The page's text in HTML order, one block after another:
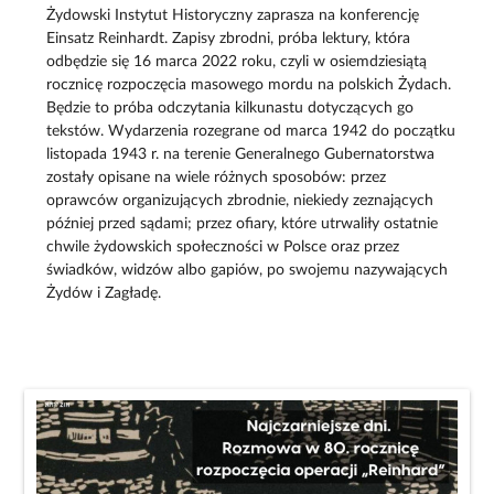
Żydowski Instytut Historyczny zaprasza na konferencję
Einsatz Reinhardt. Zapisy zbrodni, próba lektury, która
odbędzie się 16 marca 2022 roku, czyli w osiemdziesiątą
rocznicę rozpoczęcia masowego mordu na polskich Żydach.
Będzie to próba odczytania kilkunastu dotyczących go
tekstów. Wydarzenia rozegrane od marca 1942 do początku
listopada 1943 r. na terenie Generalnego Gubernatorstwa
zostały opisane na wiele różnych sposobów: przez
oprawców organizujących zbrodnie, niekiedy zeznających
później przed sądami; przez ofiary, które utrwaliły ostatnie
chwile żydowskich społeczności w Polsce oraz przez
świadków, widzów albo gapiów, po swojemu nazywających
Żydów i Zagładę.